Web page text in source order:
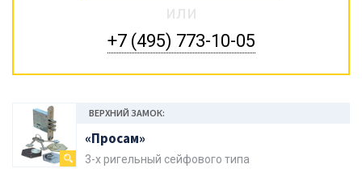
или
+7 (495) 773-10-05
ВЕРХНИЙ ЗАМОК:
«Просам»
3-х ригельный сейфового типа